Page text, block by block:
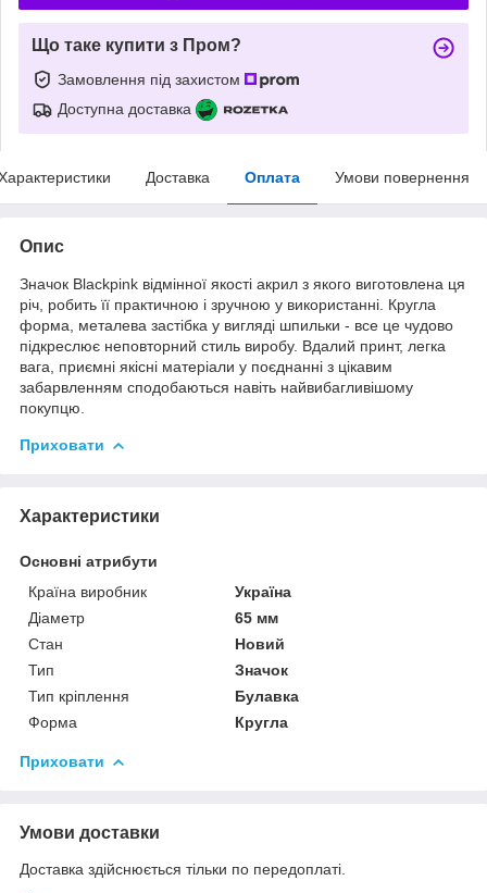
Що таке купити з Пром?
Замовлення під захистом
Доступна доставка
Доставка Оплата Умови повернення
Опис
Значок Blackpink відмінної якості акрил з якого виготовлена ця
річ, робить її практичною і зручною у використанні. Кругла
форма, металева застібка у вигляді шпильки - все це чудово
підкреслює неповторний стиль виробу. Вдалий принт, легка
вага, приємні якісні матеріали у поєднанні з цікавим
забарвленням сподобаються навіть найвибагливішому
покупцю.
Приховати
Характеристики
Основні атрибути
Країна виробник
Україна
Діаметр
65 мм
Стан
Новий
Тип
Значок
Тип кріплення
Булавка
Форма
Кругла
Приховати
Умови доставки
Доставка здійснюється тільки по передоплаті.